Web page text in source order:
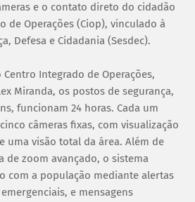
e o contato direto do cidadão
de Operações (Ciop), vinculado à
Defesa e Cidadania (Sesdec).
Integrado de Operações,
Miranda, os postos de segurança,
funcionam 24 horas. Cada um
câmeras fixas, com visualização
uma visão total da área. Além de
de zoom avançado, o sistema
com a população mediante alertas
e mensagens